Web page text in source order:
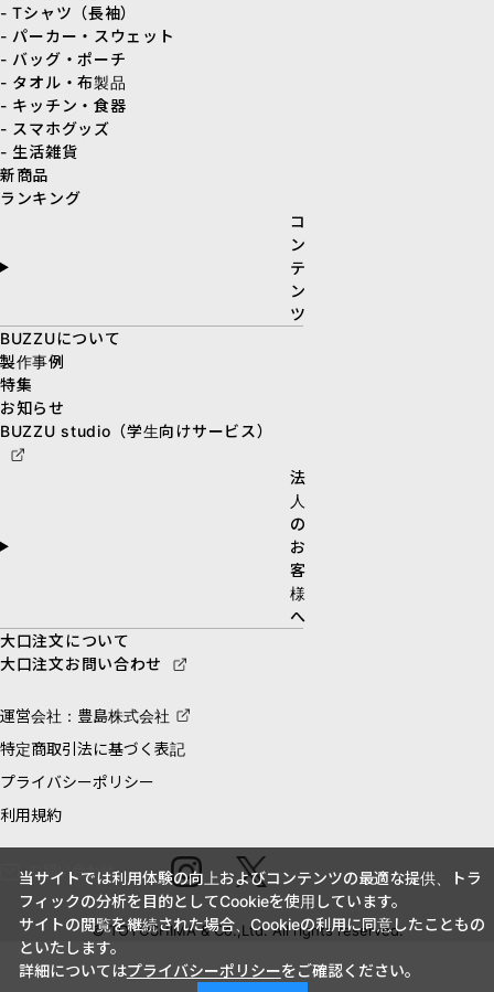
- Tシャツ（長袖）
- パーカー・スウェット
- バッグ・ポーチ
- タオル・布製品
- キッチン・食器
- スマホグッズ
- 生活雑貨
新商品
ランキング
コ
ン
テ
ン
ツ
BUZZUについて
製作事例
特集
お知らせ
BUZZU studio（学生向けサービス）
法
人
の
お
客
様
へ
大口注文について
大口注文お問い合わせ
運営会社：豊島株式会社
特定商取引法に基づく表記
プライバシーポリシー
利用規約
お問い合わせ
© TOYOSHIMA & Co.,Ltd. All rights reserved.
当サイトでは利用体験の向上およびコンテンツの最適な提供、トラ
フィックの分析を目的としてCookieを使用しています。
サイトの閲覧を継続された場合、Cookieの利用に同意したこともの
といたします。
詳細についてはプライバシーポリシーをご確認ください。